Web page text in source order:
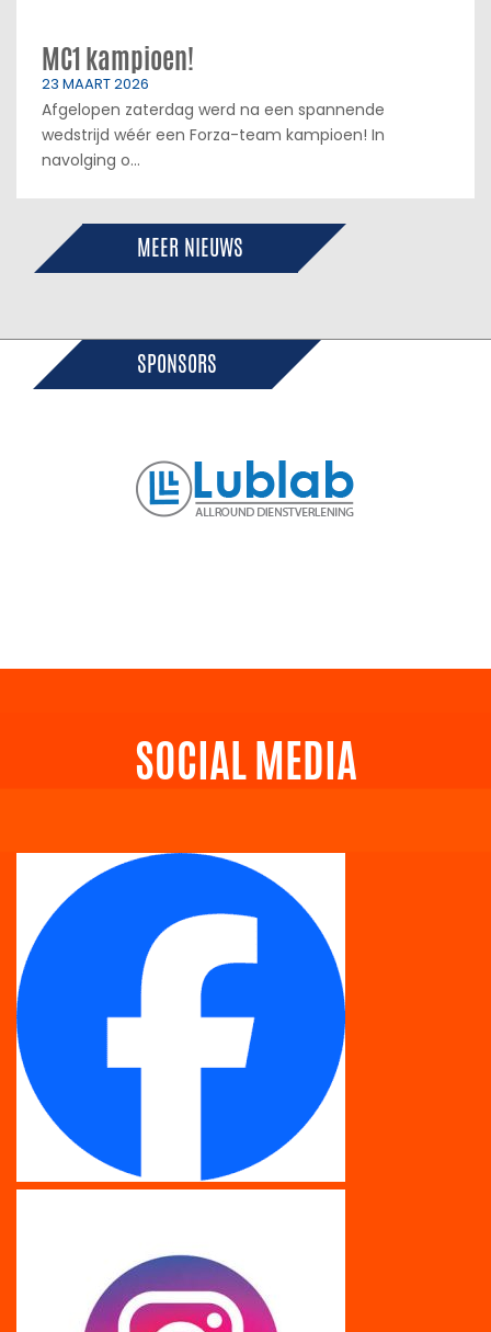
MC1 kampioen!
23 MAART 2026
Afgelopen zaterdag werd na een spannende
wedstrijd wéér een Forza-team kampioen! In
navolging o...
MEER NIEUWS
SPONSORS
SOCIAL MEDIA